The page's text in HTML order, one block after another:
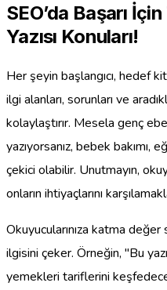
SEO’da Başarı
Yazısı Konuları!
Her şeyin başlangıcı, hedef
ilgi alanları, sorunları ve
kolaylaştırır. Mesela genç
yazıyorsanız, bebek
çekici olabilir. Unutmayın,
onların ihtiyaçlarını
Okuyucularınıza katma
ilgisini çeker. Örneğin, "Bu
yemekleri tariflerini